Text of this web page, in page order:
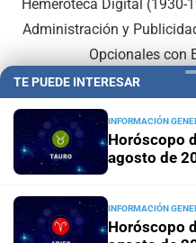
Hemeroteca Digital (1930-
Administración y
Opcionales con
En
TE PUEDE INTERESAR
INFORMACIÓN
Horóscopo
agosto de
INFORMACIÓN
Horóscopo